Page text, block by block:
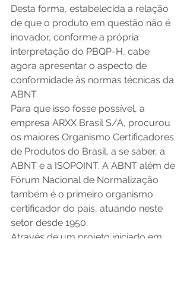
Desta forma, estabelecida a relação
de que o produto em questão não é
inovador, conforme a própria
interpretação do PBQP-H, cabe
agora apresentar o aspecto de
conformidade às normas técnicas da
ABNT.
Para que isso fosse possível, a
empresa ARXX Brasil S/A, procurou
os maiores Organismo Certificadores
de Produtos do Brasil, a se saber, a
ABNT e a ISOPOINT. A ABNT além de
Fórum Nacional de Normalização
também é o primeiro organismo
certificador do país, atuando neste
setor desde 1950.
Através de um projeto iniciado em